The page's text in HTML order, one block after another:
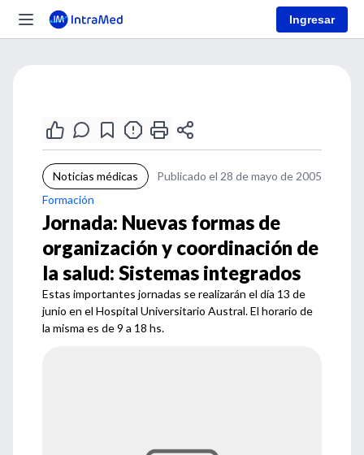
Ingresar
Noticias médicas
Publicado el 28 de mayo de 2005
Formación
Jornada: Nuevas formas de
organización y coordinación de
la salud: Sistemas integrados
Estas importantes jornadas se realizarán el día 13 de
junio en el Hospital Universitario Austral. El horario de
la misma es de 9 a 18 hs.